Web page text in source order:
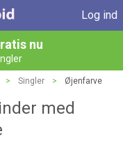
Log ind
nu
> Singler > Øjenfarve
med